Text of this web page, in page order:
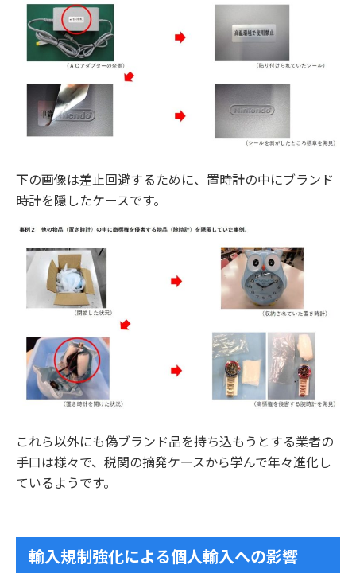
下の画像は差止回避するために、置時計の中にブランド
時計を隠したケースです。
これら以外にも偽ブランド品を持ち込もうとする業者の
手口は様々で、税関の摘発ケースから学んで年々進化し
ているようです。
輸入規制強化による個人輸入への影響